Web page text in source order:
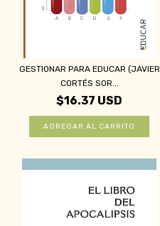
GESTIONAR PARA EDUCAR (JAVIER
CORTÉS SOR...
$16.37 USD